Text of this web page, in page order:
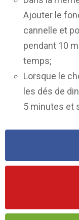
Ajouter le
cannelle et
pendant 10
temps;
Lorsque le
les dés de
5 minutes et